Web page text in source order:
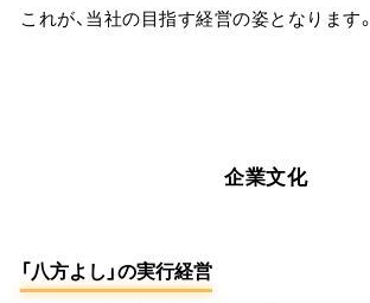
これが、当社の目指す経営の姿となります。
企業文化
「八方よし」の実行経営